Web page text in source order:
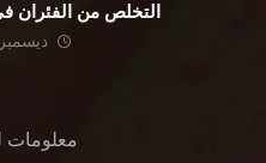
التخلص من الفئران
ديسمبر 2, 2025
معلومات